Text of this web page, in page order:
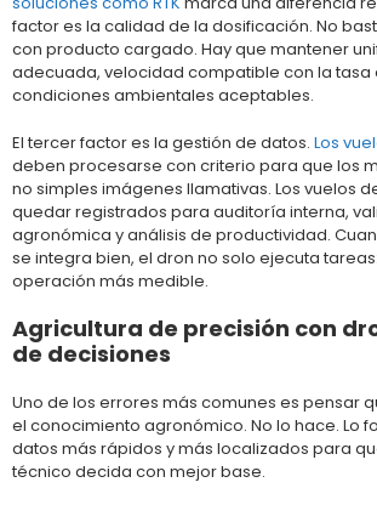
factor es la calidad de la dosificación. No
con producto cargado. Hay que mantener
adecuada, velocidad compatible con la tasa
condiciones ambientales aceptables.
El tercer factor es la gestión de datos. Los
deben procesarse con criterio para que los
no simples imágenes llamativas. Los vuelos
quedar registrados para auditoría interna,
agronómica y análisis de productividad.
se integra bien, el dron no solo ejecuta
operación más medible.
Agricultura de precisión con
de decisiones
Uno de los errores más comunes es pensar
el conocimiento agronómico. No lo hace. Lo
datos más rápidos y más localizados para
técnico decida con mejor base.